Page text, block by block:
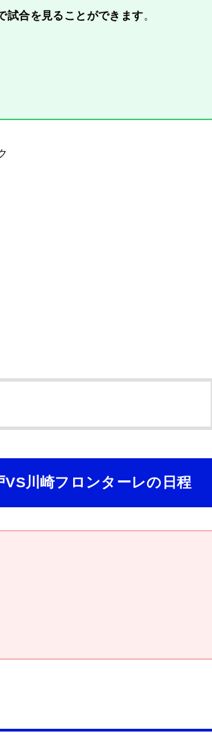
試合を見ることができます。
VS川崎フロンターレの日程